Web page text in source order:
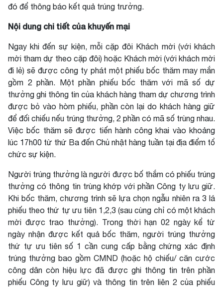
đó để thông báo kết quả trúng trưởng.
Nội dung chi tiết của khuyến mại
Ngay khi đến sự kiện, mỗi cặp đôi Khách mời (với khách
mời tham dự theo cặp đôi) hoặc Khách mời (với khách mời
đi lẻ) sẽ được công ty phát một phiếu bốc thăm may mắn
gồm 2 phần. Một phần phiếu bốc thăm với mã số dự
thưởng ghi thông tin của khách hàng tham dự chương trình
được bỏ vào hòm phiếu, phần còn lại do khách hàng giữ
để đối chiếu nếu trúng thưởng, 2 phần có mã số trùng nhau.
Việc bốc thăm sẽ được tiến hành công khai vào khoảng
lúc 17h00 từ thứ Ba đến Chủ nhật hàng tuần tại địa điểm tổ
chức sự kiện.
Người trúng thưởng là người được bố thắm có phiếu trúng
thưởng có thông tin trùng khớp với phần Công ty lưu giữ.
Khi bốc thăm, chương trình sẽ lựa chọn ngẫu nhiên ra 3 lá
phiếu theo thứ tự ưu tiên 1,2,3 (sau cùng chỉ có một khách
mời được trao thưởng). Trong thời hạn 02 ngày kể từ
ngày nhận được kết quả bốc thăm, người trúng thưởng
thứ tự ưu tiên số 1 cần cung cấp bằng chứng xác định
trúng thưởng bao gồm CMND (hoặc hộ chiếu/ căn cước
công dân còn hiệu lực đã được ghi thông tin trên phần
phiếu Công ty lưu giữ) và thông tin trên liên 2 của phiếu